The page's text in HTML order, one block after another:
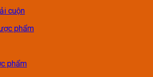
cuộn
phẩm